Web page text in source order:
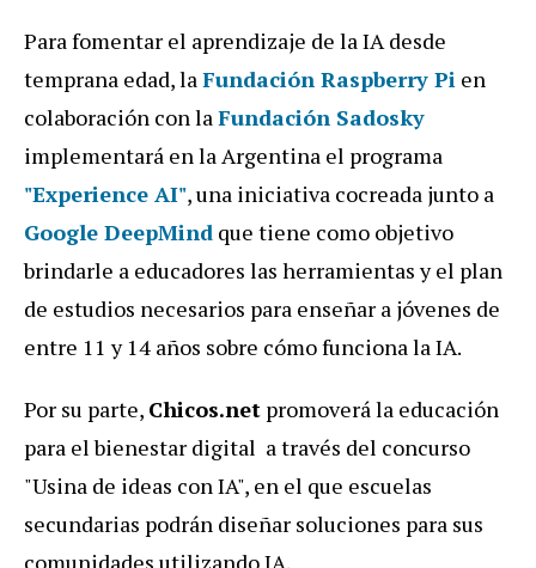
Para fomentar el aprendizaje de la IA desde
temprana edad, la Fundación Raspberry Pi en
colaboración con la Fundación Sadosky
implementará en la Argentina el programa
"Experience AI", una iniciativa cocreada junto a
Google DeepMind que tiene como objetivo
brindarle a educadores las herramientas y el plan
de estudios necesarios para enseñar a jóvenes de
entre 11 y 14 años sobre cómo funciona la IA.
Por su parte, Chicos.net promoverá la educación
para el bienestar digital a través del concurso
"Usina de ideas con IA", en el que escuelas
secundarias podrán diseñar soluciones para sus
comunidades utilizando IA.